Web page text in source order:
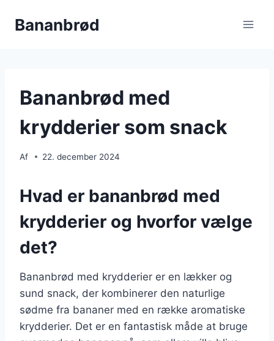
Bananbrød
Bananbrød med
krydderier som snack
Af 22. december 2024
Hvad er bananbrød med
krydderier og hvorfor vælge
det?
Bananbrød med krydderier er en lækker og
sund snack, der kombinerer den naturlige
sødme fra bananer med en række aromatiske
krydderier. Det er en fantastisk måde at bruge